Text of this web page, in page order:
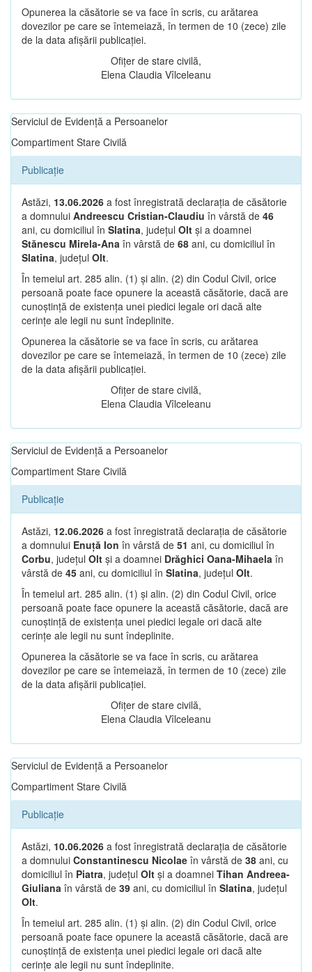
Opunerea la căsătorie se va face în scris, cu arătarea
dovezilor pe care se întemeiază, în termen de 10 (zece) zile
de la data afișării publicației.
Ofițer de stare civilă,
Elena Claudia Vîlceleanu
Serviciul de Evidență a Persoanelor
Compartiment Stare Civilă
Publicație
Astăzi, 13.06.2026 a fost înregistrată declarația de căsătorie
a domnului Andreescu Cristian-Claudiu în vârstă de 46
ani, cu domiciliul în Slatina, județul Olt și a doamnei
Stănescu Mirela-Ana în vârstă de 68 ani, cu domiciliul în
Slatina, județul Olt.
În temeiul art. 285 alin. (1) și alin. (2) din Codul Civil, orice
persoană poate face opunere la această căsătorie, dacă are
cunoștință de existența unei piedici legale ori dacă alte
cerințe ale legii nu sunt îndeplinite.
Opunerea la căsătorie se va face în scris, cu arătarea
dovezilor pe care se întemeiază, în termen de 10 (zece) zile
de la data afișării publicației.
Ofițer de stare civilă,
Elena Claudia Vîlceleanu
Serviciul de Evidență a Persoanelor
Compartiment Stare Civilă
Publicație
Astăzi, 12.06.2026 a fost înregistrată declarația de căsătorie
a domnului Enuță Ion în vârstă de 51 ani, cu domiciliul în
Corbu, județul Olt și a doamnei Drăghici Oana-Mihaela în
vârstă de 45 ani, cu domiciliul în Slatina, județul Olt.
În temeiul art. 285 alin. (1) și alin. (2) din Codul Civil, orice
persoană poate face opunere la această căsătorie, dacă are
cunoștință de existența unei piedici legale ori dacă alte
cerințe ale legii nu sunt îndeplinite.
Opunerea la căsătorie se va face în scris, cu arătarea
dovezilor pe care se întemeiază, în termen de 10 (zece) zile
de la data afișării publicației.
Ofițer de stare civilă,
Elena Claudia Vîlceleanu
Serviciul de Evidență a Persoanelor
Compartiment Stare Civilă
Publicație
Astăzi, 10.06.2026 a fost înregistrată declarația de căsătorie
a domnului Constantinescu Nicolae în vârstă de 38 ani, cu
domiciliul în Piatra, județul Olt și a doamnei Tihan Andreea-
Giuliana în vârstă de 39 ani, cu domiciliul în Slatina, județul
Olt.
În temeiul art. 285 alin. (1) și alin. (2) din Codul Civil, orice
persoană poate face opunere la această căsătorie, dacă are
cunoștință de existența unei piedici legale ori dacă alte
cerințe ale legii nu sunt îndeplinite.